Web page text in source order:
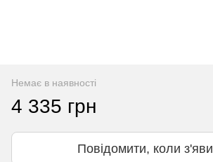
Немає в наявності
4 335 грн
Повідомити, коли